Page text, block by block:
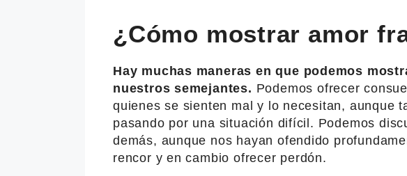
¿Cómo mostrar amor
Hay muchas maneras en que podemos
nuestros semejantes. Podemos ofrecer
quienes se sienten mal y lo necesitan, aunque
pasando por una situación difícil. Podemos
demás, aunque nos hayan ofendido
rencor y en cambio ofrecer perdón.